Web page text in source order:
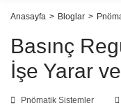
Anasayfa Bloglar
Basınç
İşe Yarar
Pnömatik Sistemler